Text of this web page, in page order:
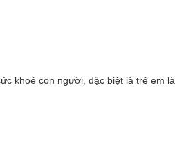
khoẻ con người, đặc biệt là trẻ em là